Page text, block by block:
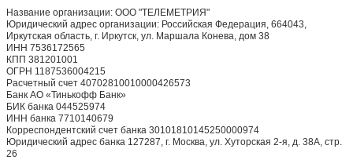
Название организации: ООО "ТЕЛЕМЕТРИЯ"
Юридический адрес организации: Российская Федерация, 664043,
Иркутская область, г. Иркутск, ул. Маршала Конева, дом 38
ИНН 7536172565
КПП 381201001
ОГРН 1187536004215
Расчетный счет 40702810010000426573
Банк АО «Тинькофф Банк»
БИК банка 044525974
ИНН банка 7710140679
Корреспондентский счет банка 30101810145250000974
Юридический адрес банка 127287, г. Москва, ул. Хуторская 2-я, д. 38А, стр.
26